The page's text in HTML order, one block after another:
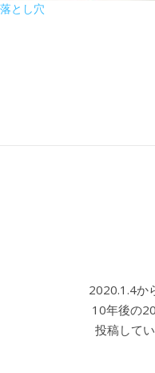
とし穴
2020.1.4か
10年後の
投稿して